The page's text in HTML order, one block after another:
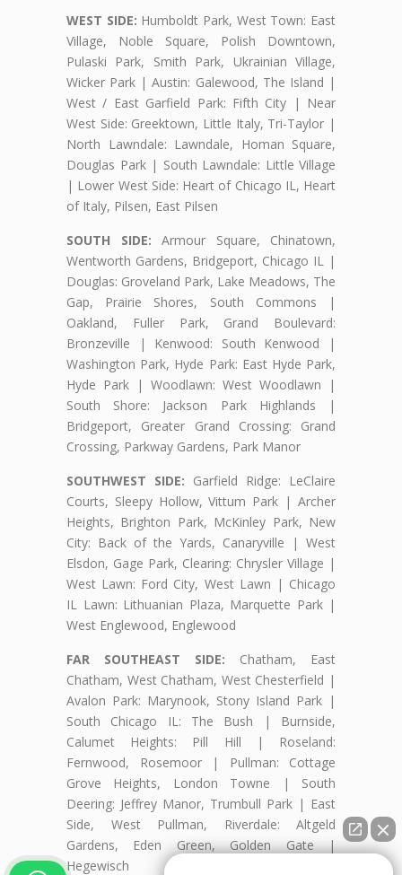
WEST SIDE: Humboldt Park, West Town: East
Village, Noble Square, Polish Downtown,
Pulaski Park, Smith Park, Ukrainian Village,
Wicker Park | Austin: Galewood, The Island |
West / East Garfield Park: Fifth City | Near
West Side: Greektown, Little Italy, Tri-Taylor |
North Lawndale: Lawndale, Homan Square,
Douglas Park | South Lawndale: Little Village
| Lower West Side: Heart of Chicago IL, Heart
of Italy, Pilsen, East Pilsen
SOUTH SIDE: Armour Square, Chinatown,
Wentworth Gardens, Bridgeport, Chicago IL |
Douglas: Groveland Park, Lake Meadows, The
Gap, Prairie Shores, South Commons |
Oakland, Fuller Park, Grand Boulevard:
Bronzeville | Kenwood: South Kenwood |
Washington Park, Hyde Park: East Hyde Park,
Hyde Park | Woodlawn: West Woodlawn |
South Shore: Jackson Park Highlands |
Bridgeport, Greater Grand Crossing: Grand
Crossing, Parkway Gardens, Park Manor
SOUTHWEST SIDE: Garfield Ridge: LeClaire
Courts, Sleepy Hollow, Vittum Park | Archer
Heights, Brighton Park, McKinley Park, New
City: Back of the Yards, Canaryville | West
Elsdon, Gage Park, Clearing: Chrysler Village |
West Lawn: Ford City, West Lawn | Chicago
IL Lawn: Lithuanian Plaza, Marquette Park |
West Englewood, Englewood
FAR SOUTHEAST SIDE: Chatham, East
Chatham, West Chatham, West Chesterfield |
Avalon Park: Marynook, Stony Island Park |
South Chicago IL: The Bush | Burnside,
Calumet Heights: Pill Hill | Roseland:
Fernwood, Rosemoor | Pullman: Cottage
Grove Heights, London Towne | South
Deering: Jeffrey Manor, Trumbull Park | East
Side, West Pullman, Riverdale: Altgeld
Gardens, Eden Green, Golden Gate |
Hegewisch